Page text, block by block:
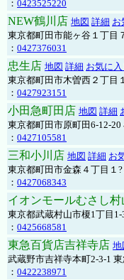
： 0423525220
NEW鶴川店 地図 詳細 お
東京都町田市能ヶ谷１丁
： 0427376031
忠生店 地図 詳細 お気に
東京都町田市木曽西２丁目
： 0427923151
小田急町田店 地図 詳細
東京都町田市原町田6-12-
： 0427105581
三和小川店 地図 詳細 お
東京都町田市金森４丁目１?
： 0427068343
イオンモールむさし村
東京都武蔵村山市榎1丁目
： 0425668581
東急百貨店吉祥寺店 地
武蔵野市吉祥寺本町2-3-1
： 0422238971